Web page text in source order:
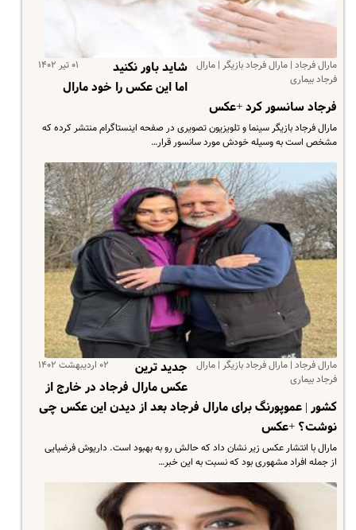
مارال فرجاد | مارال فرجاد بازیگر | مارال
فرجاد بیماری
۰۱ تیر ۱۴۰۲
شاید باور نکنید
اما این عکس را خود مارال
فرجاد سانسور کرد +عکس
مارال فرجاد بازیگر سینما و تلویزیون تصویری در صفحه اینستاگرام منتشر کرده که
مشخص است به وسیله خودش مورد سانسور قرار…
مارال فرجاد | مارال فرجاد بازیگر | مارال
فرجاد بیماری
۰۲ اردیبهشت ۱۴۰۲
جدید ترین
عکس مارال فرجاد در خارج از
کشور | عموپورنگ برای مارال فرجاد بعد از دیدن این عکس چی
نوشت؟ +عکس
مارال با انتشار عکس زیر نشان داد که حالش رو به بهبود است. داریوش فرضیایی
از جمله افراد مشهوری بود که نسبت به این خبر…